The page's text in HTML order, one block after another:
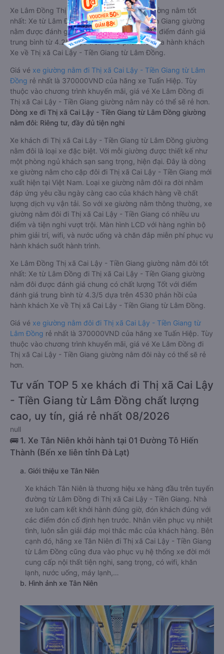
Xe Lâm Đồng Thị xã Cai Lậy - Tiền Giang giường nằm tốt
nhất: Xe từ Lâm Đồng đi Thị xã Cai Lậy - Tiền Giang giường
nằm được đánh giá chung chất lượng Tốt với điểm đánh giá
trung bình từ 4.2/5 dựa trên 1873 phản hồi của hành khách
Xe về Thị xã Cai Lậy - Tiền Giang từ Lâm Đồng.
Giá vé xe giường nằm đi Thị xã Cai Lậy - Tiền Giang từ Lâm
Đồng rẻ nhất là 370000VND của hãng xe Tuấn Hiệp. Tùy
thuộc vào chương trình khuyến mãi, giá vé Xe Lâm Đồng đi
Thị xã Cai Lậy - Tiền Giang giường nằm này có thể sẽ rẻ hơn.
Dòng xe đi Thị xã Cai Lậy - Tiền Giang từ Lâm Đồng giường
nằm đôi: Riêng tư, đầy đủ tiện nghi
Xe khách đi Thị xã Cai Lậy - Tiền Giang từ Lâm Đồng giường
nằm đôi là loại xe đặc biệt. Với mỗi giường được thiết kế như
một phòng ngủ khách sạn sang trọng, hiện đại. Đây là dòng
xe giường nằm cho cặp đôi đi Thị xã Cai Lậy - Tiền Giang mới
xuất hiện tại Việt Nam. Loại xe giường nằm đôi ra đời nhằm
đáp ứng yêu cầu ngày càng cao của khách hàng về chất
lượng dịch vụ vận tải. So với xe giường nằm thông thường, xe
giường nằm đôi đi Thị xã Cai Lậy - Tiền Giang có nhiều ưu
điểm và tiện nghi vượt trội. Màn hình LCD với hàng nghìn bộ
phim giải trí, wifi, và nước uống và chăn đắp miễn phí phục vụ
hành khách suốt hành trình.
Xe Lâm Đồng Thị xã Cai Lậy - Tiền Giang giường nằm đôi tốt
nhất: Xe từ Lâm Đồng đi Thị xã Cai Lậy - Tiền Giang giường
nằm đôi được đánh giá chung có chất lượng Tốt với điểm
đánh giá trung bình từ 4.3/5 dựa trên 4530 phản hồi của
hành khách Xe về Thị xã Cai Lậy - Tiền Giang từ Lâm Đồng.
Giá vé xe giường nằm đôi đi Thị xã Cai Lậy - Tiền Giang từ
Lâm Đồng rẻ nhất là 370000VND của hãng xe Tuấn Hiệp. Tùy
thuộc vào chương trình khuyến mãi, giá vé Xe Lâm Đồng đi
Thị xã Cai Lậy - Tiền Giang giường nằm đôi này có thể sẽ rẻ
hơn.
Tư vấn TOP 5 xe khách đi Thị xã Cai Lậy
- Tiền Giang từ Lâm Đồng chất lượng
cao, uy tín, giá rẻ nhất 08/2026
null
🚌 1. Xe Tân Niên khởi hành tại 01 Đường Tô Hiến
Thành (Bến xe liên tỉnh Đà Lạt)
a. Giới thiệu xe Tân Niên
Xe khách Tân Niên là thương hiệu xe hàng đầu trên tuyến
đường từ Lâm Đồng đi Thị xã Cai Lậy - Tiền Giang. Nhà
xe luôn cam kết khởi hành đúng giờ, đón khách đúng với
các điểm đón cố định hẹn trước. Nhân viên phục vụ nhiệt
tình, luôn sẵn giải đáp mọi thắc mắc của khách hàng. Bên
cạnh đó, hãng xe Tân Niên đi Thị xã Cai Lậy - Tiền Giang
từ Lâm Đồng cũng đưa vào phục vụ hệ thống xe đời mới
cung cấp nội thất tiện nghi, sang trọng, có wifi, khăn
lạnh, nước uống, máy lạnh,…
b. Hình ảnh xe Tân Niên